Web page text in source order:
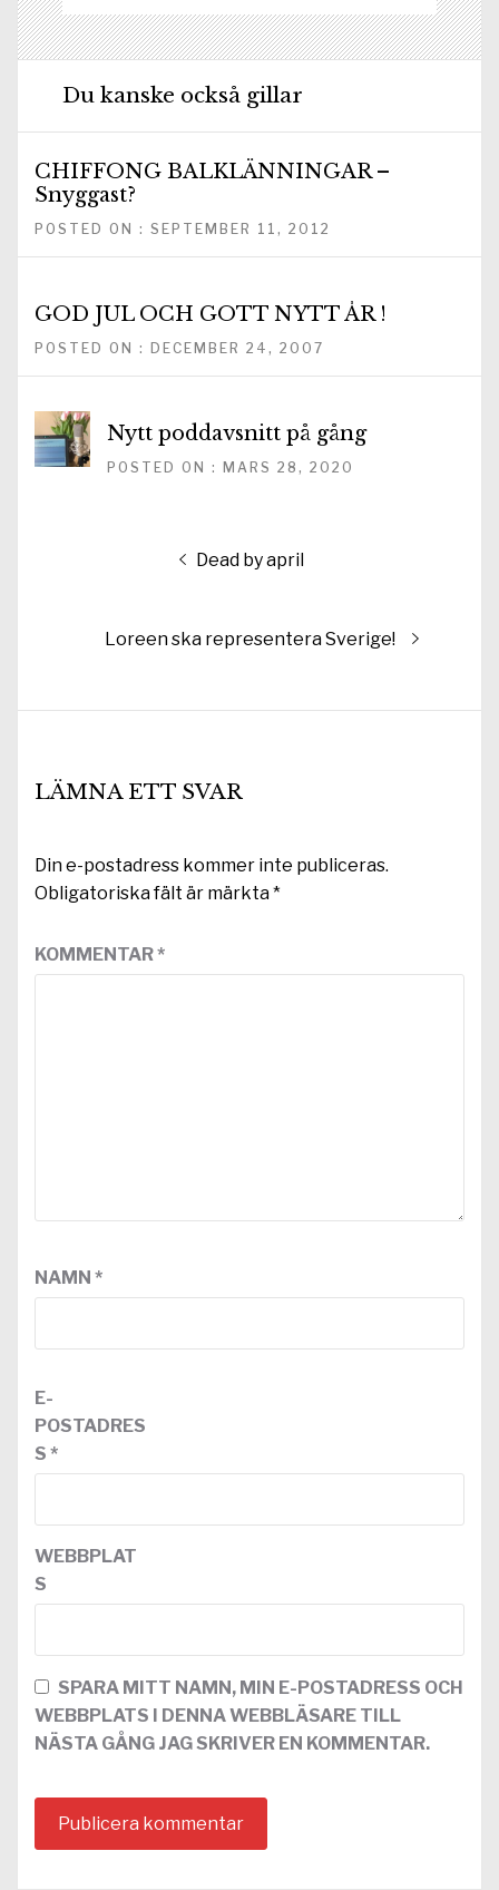
Du kanske också gillar
CHIFFONG BALKLÄNNINGAR –
Snyggast?
POSTED ON : SEPTEMBER 11, 2012
GOD JUL OCH GOTT NYTT ÅR !
POSTED ON : DECEMBER 24, 2007
Nytt poddavsnitt på gång
POSTED ON : MARS 28, 2020
Inläggsnavigering
Föregående
Dead by april
Nästa
Loreen ska representera Sverige!
LÄMNA ETT SVAR
Din e-postadress kommer inte publiceras.
Obligatoriska fält är märkta*
KOMMENTAR*
NAMN *
E-
POSTADRES
S *
WEBBPLAT
S
SPARA MITT NAMN, MIN E-POSTADRESS OCH
WEBBPLATS I DENNA WEBBLÄSARE TILL
NÄSTA GÅNG JAG SKRIVER EN KOMMENTAR.